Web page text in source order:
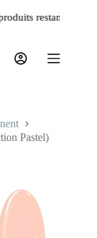
Livraison rapide
Pastel)